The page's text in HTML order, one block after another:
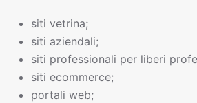
siti vetrina;
siti aziendali;
siti professionali per liberi
siti ecommerce;
portali web;